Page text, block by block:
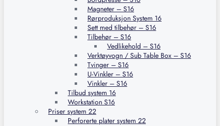
Magneter – S16
Rørproduksjon System 16
Sett med tilbehør – S16
Tilbehør – S16
Vedlikehold – S16
Verktøyvogn / Sub Table Box – S16
Tvinger – S16
U-Vinkler – S16
Vinkler – S16
Tilbud system 16
Workstation S16
Priser system 22
Perforerte plater system 22